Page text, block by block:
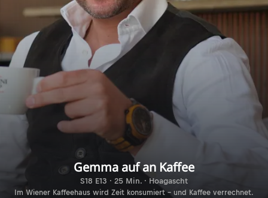
Gemma auf an Kaffee
S18 E13 · 25 Min. · Hoagascht
Im Wiener Kaffeehaus wird Zeit konsumiert – und Kaffee verrechnet.